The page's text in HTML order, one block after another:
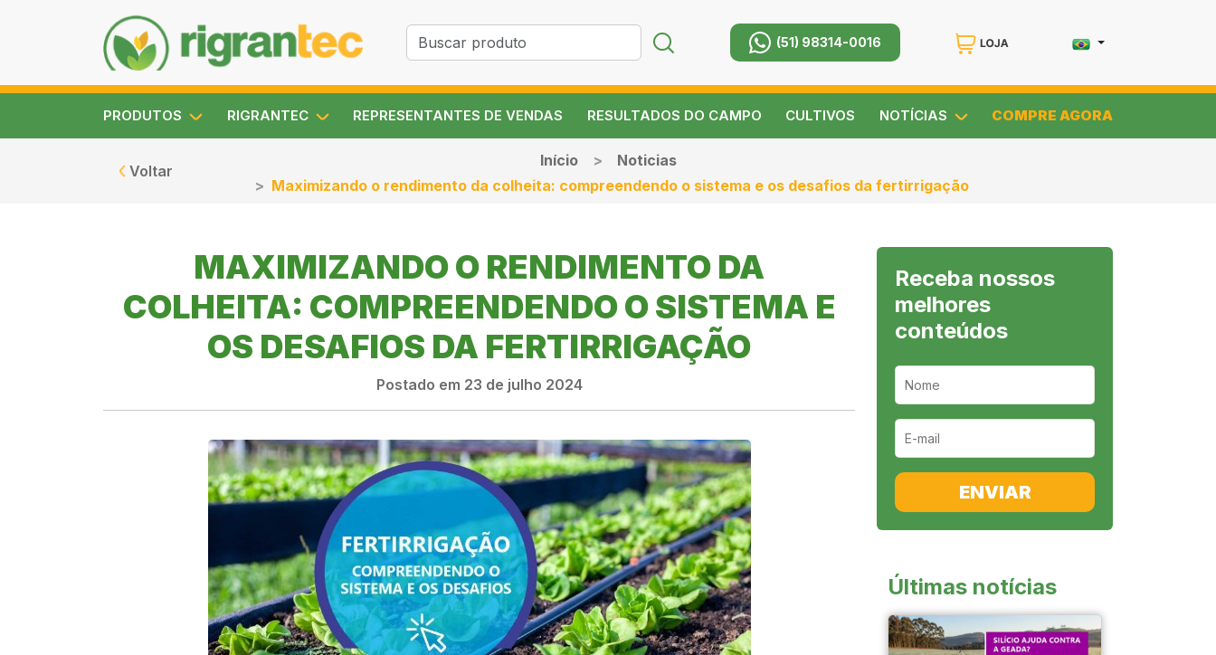
(51) 98314-0016
PRODUTOS RIGRANTEC REPRESENTANTES DE VENDAS RESULTADOS DO CAMPO CULTIVOS NOTÍCIAS COMPRE AGORA
Voltar
Início
Noticias
Maximizando o rendimento da colheita: compreendendo o sistema e os desafios da fertirrigação
MAXIMIZANDO O RENDIMENTO DA
COLHEITA: COMPREENDENDO O SISTEMA E
OS DESAFIOS DA FERTIRRIGAÇÃO
Postado em 23 de julho 2024
Receba nossos
melhores
conteúdos
ENVIAR
Últimas notícias